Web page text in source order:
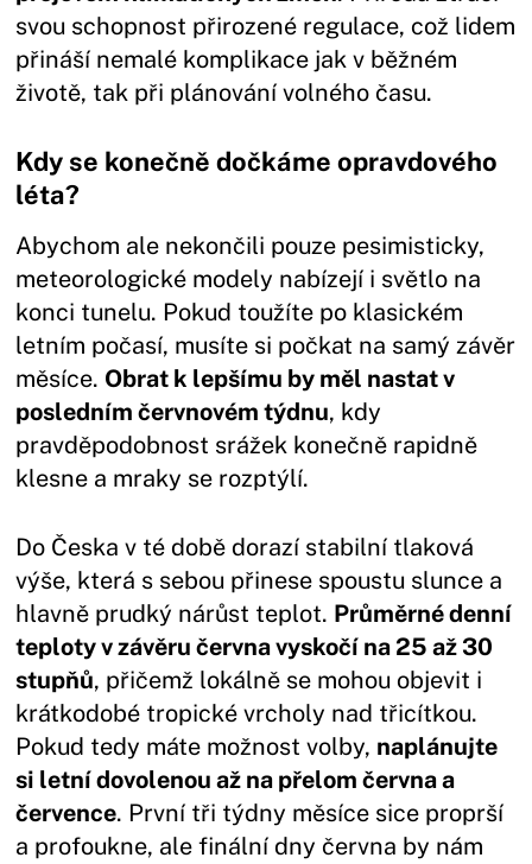
svou schopnost přirozené regulace, což lidem
přináší nemalé komplikace jak v běžném
životě, tak při plánování volného času.
Kdy se konečně dočkáme opravdového
léta?
Abychom ale nekončili pouze pesimisticky,
meteorologické modely nabízejí i světlo na
konci tunelu. Pokud toužíte po klasickém
letním počasí, musíte si počkat na samý závěr
měsíce. Obrat k lepšímu by měl nastat v
posledním červnovém týdnu, kdy
pravděpodobnost srážek konečně rapidně
klesne a mraky se rozptýlí.
Do Česka v té době dorazí stabilní tlaková
výše, která s sebou přinese spoustu slunce a
hlavně prudký nárůst teplot. Průměrné denní
teploty v závěru června vyskočí na 25 až 30
stupňů, přičemž lokálně se mohou objevit i
krátkodobé tropické vrcholy nad třicítkou.
Pokud tedy máte možnost volby, naplánujte
si letní dovolenou až na přelom června a
července. První tři týdny měsíce sice proprší
a profoukne, ale finální dny června by nám